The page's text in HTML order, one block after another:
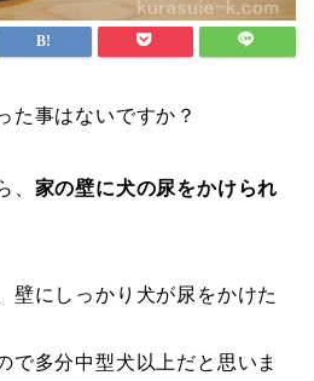
た事はないですか？
、 家の壁に犬の尿をかけられ
壁にしっかり犬が尿をかけた
で多分中型犬以上だと思いま